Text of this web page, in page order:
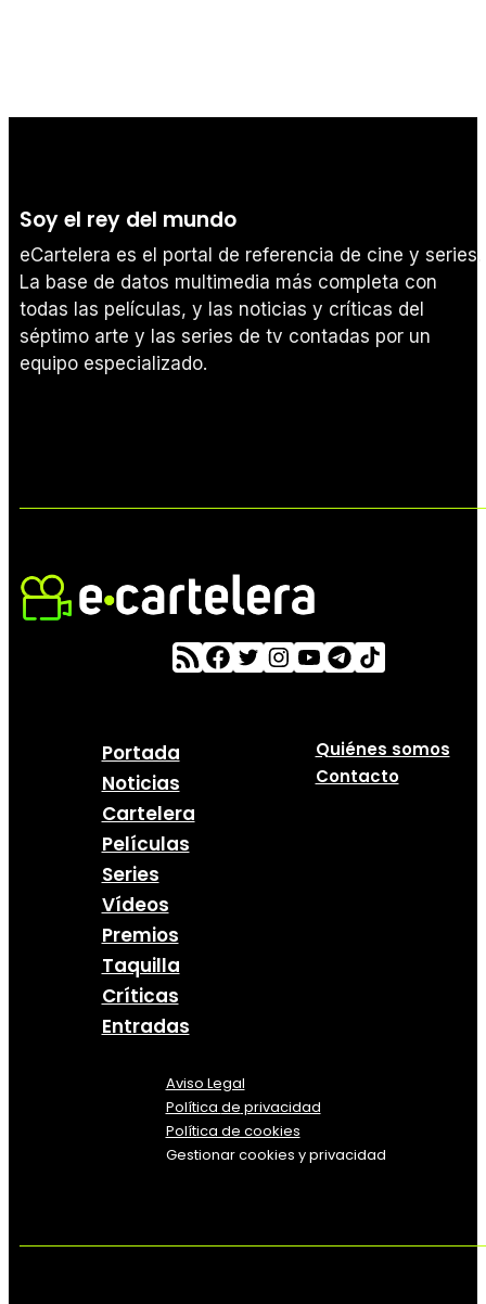
Soy el rey del mundo
eCartelera es el portal de referencia de cine y series.
La base de datos multimedia más completa con
todas las películas, y las noticias y críticas del
séptimo arte y las series de tv contadas por un
equipo especializado.
Portada
Noticias
Cartelera
Películas
Series
Vídeos
Premios
Taquilla
Críticas
Entradas
Quiénes somos
Contacto
Aviso Legal
Política de privacidad
Política de cookies
Gestionar cookies y privacidad